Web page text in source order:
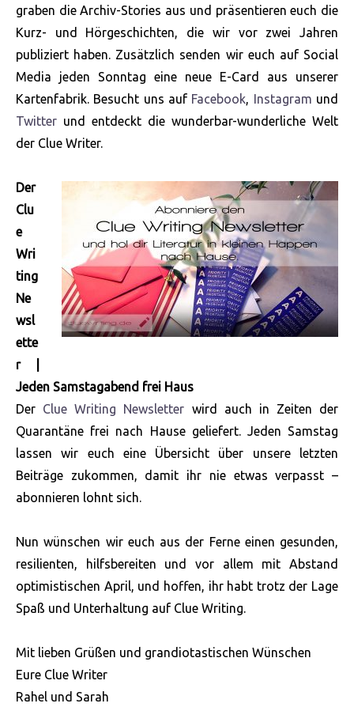
graben die Archiv-Stories aus und präsentieren euch die
Kurz- und Hörgeschichten, die wir vor zwei Jahren
publiziert haben. Zusätzlich senden wir euch auf Social
Media jeden Sonntag eine neue E-Card aus unserer
Kartenfabrik. Besucht uns auf Facebook, Instagram und
Twitter und entdeckt die wunderbar-wunderliche Welt
der Clue Writer.
Der
Clu
e
Wri
ting
Ne
wsl
ette
r |
Jeden Samstagabend frei Haus
Der Clue Writing Newsletter wird auch in Zeiten der
Quarantäne frei nach Hause geliefert. Jeden Samstag
lassen wir euch eine Übersicht über unsere letzten
Beiträge zukommen, damit ihr nie etwas verpasst –
abonnieren lohnt sich.
Nun wünschen wir euch aus der Ferne einen gesunden,
resilienten, hilfsbereiten und vor allem mit Abstand
optimistischen April, und hoffen, ihr habt trotz der Lage
Spaß und Unterhaltung auf Clue Writing.
Mit lieben Grüßen und grandiotastischen Wünschen
Eure Clue Writer
Rahel und Sarah